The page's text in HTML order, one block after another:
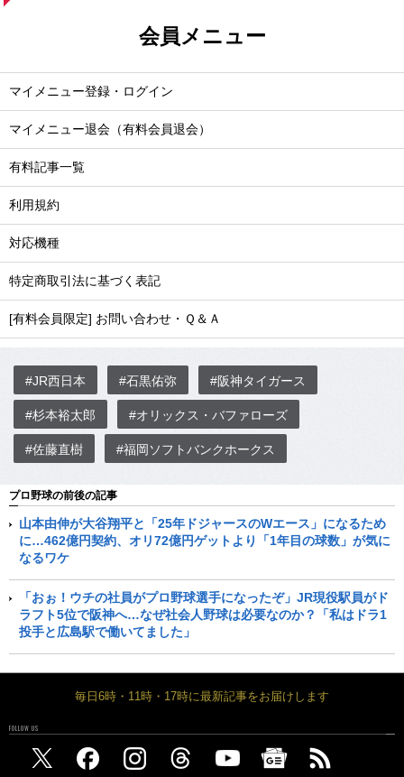
会員メニュー
マイメニュー登録・ログイン
マイメニュー退会（有料会員退会）
有料記事一覧
利用規約
対応機種
特定商取引法に基づく表記
[有料会員限定] お問い合わせ・Ｑ＆Ａ
#JR西日本 #石黒佑弥 #阪神タイガース
#杉本裕太郎 #オリックス・バファローズ
#佐藤直樹 #福岡ソフトバンクホークス
プロ野球の前後の記事
山本由伸が大谷翔平と「25年ドジャースのWエース」になるため
に…462億円契約、オリ72億円ゲットより「1年目の球数」が気に
なるワケ
「おぉ！ウチの社員がプロ野球選手になったぞ」JR現役駅員がド
ラフト5位で阪神へ…なぜ社会人野球は必要なのか？「私はドラ1
投手と広島駅で働いてました」
毎日6時・11時・17時に最新記事をお届けします
FOLLOW US